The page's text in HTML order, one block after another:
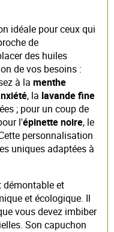
idéale pour ceux qui
de
des huiles
de vos besoins :
à la menthe
, la lavande fine
; pour un coup de
l'épinette noire, le
personnalisation
uniques adaptées à
et
et écologique. Il
vous devez imbiber
Son capuchon